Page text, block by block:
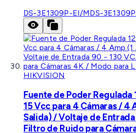
DS-3E1309P-EI/MDS-
HIKVISION
Fuente de Poder Regulada
15 Vcc para 4 Cámaras / 4
Salida) / Voltaje de
Filtro de Ruido para